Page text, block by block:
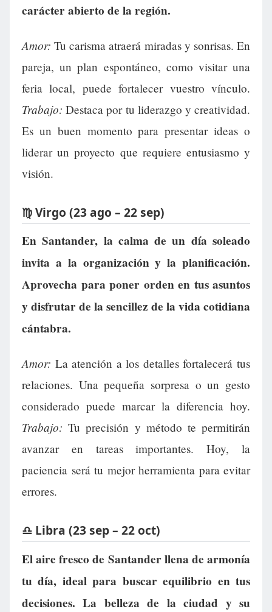
carácter abierto de la región.
Amor: Tu carisma atraerá miradas y sonrisas. En
pareja, un plan espontáneo, como visitar una
feria local, puede fortalecer vuestro vínculo.
Trabajo: Destaca por tu liderazgo y creatividad.
Es un buen momento para presentar ideas o
liderar un proyecto que requiere entusiasmo y
visión.
♍ Virgo (23 ago – 22 sep)
En Santander, la calma de un día soleado
invita a la organización y la planificación.
Aprovecha para poner orden en tus asuntos
y disfrutar de la sencillez de la vida cotidiana
cántabra.
Amor: La atención a los detalles fortalecerá tus
relaciones. Una pequeña sorpresa o un gesto
considerado puede marcar la diferencia hoy.
Trabajo: Tu precisión y método te permitirán
avanzar en tareas importantes. Hoy, la
paciencia será tu mejor herramienta para evitar
errores.
♎ Libra (23 sep – 22 oct)
El aire fresco de Santander llena de armonía
tu día, ideal para buscar equilibrio en tus
decisiones. La belleza de la ciudad y su